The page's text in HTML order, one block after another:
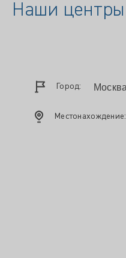
Наши центры
Город:
Местонахождение: